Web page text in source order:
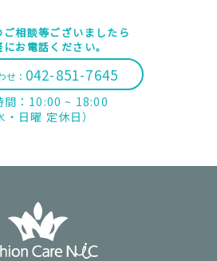
ご相談等ございましたら
お電話ください。
せ： 042-851-7645
間：10:00 ~ 18:00
・日曜 定休日）